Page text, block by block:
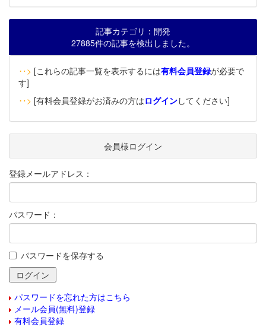
記事カテゴリ：開発
27885件の記事を検出しました。
‥> [これらの記事一覧を表示するには有料会員登録が必要で
す]
‥> [有料会員登録がお済みの方はログインしてください]
会員様ログイン
登録メールアドレス：
パスワード：
パスワードを保存する
パスワードを忘れた方はこちら
メール会員(無料)登録
有料会員登録